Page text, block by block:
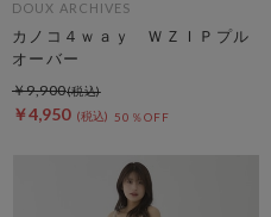
DOUX ARCHIVES
カノコ４ｗａｙ ＷＺＩＰプル
オーバー
￥4,950 50％OFF
￥9,900